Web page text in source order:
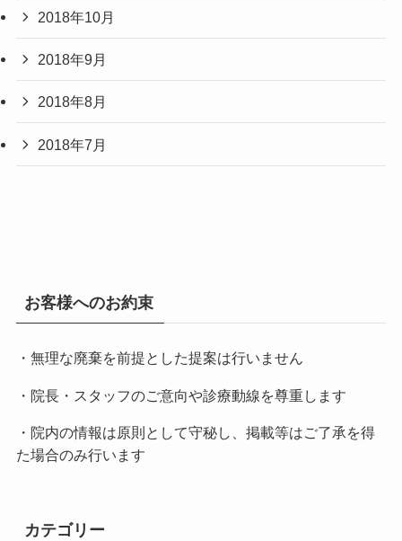
2018年10月
2018年9月
2018年8月
2018年7月
お客様へのお約束
・無理な廃棄を前提とした提案は行いません
・院長・スタッフのご意向や診療動線を尊重します
・院内の情報は原則として守秘し、掲載等はご了承を得
た場合のみ行います
カテゴリー